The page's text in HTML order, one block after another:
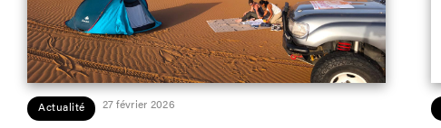
Actualité 27 février 2026